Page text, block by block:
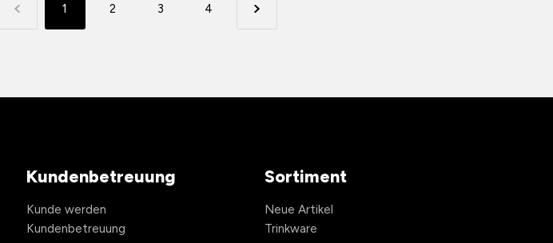
1 2 3 4
Kundenbetreuung
Kunde werden
Kundenbetreuung
Sortiment
Neue Artikel
Trinkware